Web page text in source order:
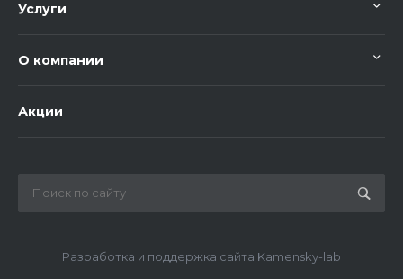
Услуги
О компании
Акции
Разработка и поддержка сайта Kamensky-lab